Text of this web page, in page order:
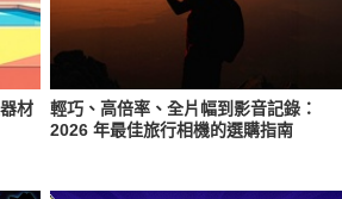
材
輕巧、高倍率、全片幅到影音記錄：
2026 年最佳旅行相機的選購指南